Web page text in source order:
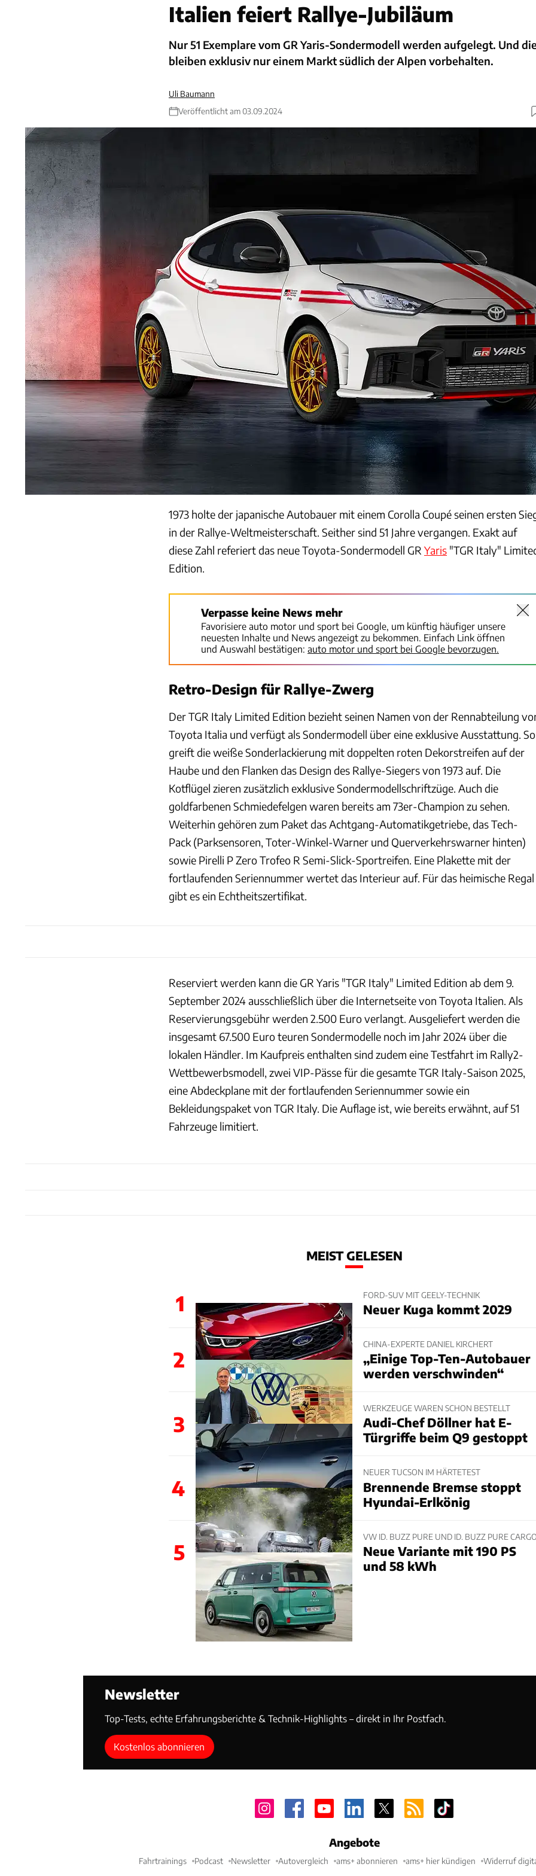
Italien feiert Rallye-Jubiläum
Nur 51 Exemplare vom GR Yaris-Sondermodell werden aufgelegt. Und
bleiben exklusiv nur einem Markt südlich der Alpen vorbehalten.
Uli Baumann
Veröffentlicht am 03.09.2024
1973 holte der japanische Autobauer mit einem Corolla Coupé seinen ersten
in der Rallye-Weltmeisterschaft. Seither sind 51 Jahre vergangen. Exakt auf
diese Zahl referiert das neue Toyota-Sondermodell GR Yaris "TGR Italy"
Edition.
Verpasse keine News mehr
Favorisiere auto motor und sport bei Google, um künftig häufiger unsere
neuesten Inhalte und News angezeigt zu bekommen. Einfach Link öffnen
und Auswahl bestätigen: auto motor und sport bei Google bevorzugen.
Retro-Design für Rallye-Zwerg
Der TGR Italy Limited Edition bezieht seinen Namen von der Rennabteilung
Toyota Italia und verfügt als Sondermodell über eine exklusive Ausstattung. So
greift die weiße Sonderlackierung mit doppelten roten Dekorstreifen auf der
Haube und den Flanken das Design des Rallye-Siegers von 1973 auf. Die
Kotflügel zieren zusätzlich exklusive Sondermodellschriftzüge. Auch die
goldfarbenen Schmiedefelgen waren bereits am 73er-Champion zu sehen.
Weiterhin gehören zum Paket das Achtgang-Automatikgetriebe, das Tech-
Pack (Parksensoren, Toter-Winkel-Warner und Querverkehrswarner hinten)
sowie Pirelli P Zero Trofeo R Semi-Slick-Sportreifen. Eine Plakette mit der
fortlaufenden Seriennummer wertet das Interieur auf. Für das heimische Regal
gibt es ein Echtheitszertifikat.
Reserviert werden kann die GR Yaris "TGR Italy" Limited Edition ab dem 9.
September 2024 ausschließlich über die Internetseite von Toyota Italien. Als
Reservierungsgebühr werden 2.500 Euro verlangt. Ausgeliefert werden die
insgesamt 67.500 Euro teuren Sondermodelle noch im Jahr 2024 über die
lokalen Händler. Im Kaufpreis enthalten sind zudem eine Testfahrt im Rally2-
Wettbewerbsmodell, zwei VIP-Pässe für die gesamte TGR Italy-Saison 2025,
eine Abdeckplane mit der fortlaufenden Seriennummer sowie ein
Bekleidungspaket von TGR Italy. Die Auflage ist, wie bereits erwähnt, auf 51
Fahrzeuge limitiert.
MEIST GELESEN
1 FORD-SUV MIT GEELY-TECHNIK
Neuer Kuga kommt 2029
2
CHINA-EXPERTE DANIEL KIRCHERT
„Einige Top-Ten-Autobauer
werden verschwinden“
3
WERKZEUGE WAREN SCHON BESTELLT
Audi-Chef Döllner hat E-
Türgriffe beim Q9 gestoppt
4
NEUER TUCSON IM HÄRTETEST
Brennende Bremse stoppt
Hyundai-Erlkönig
5
VW ID. BUZZ PURE UND ID. BUZZ PURE
Neue Variante mit 190 PS
und 58 kWh
Newsletter
Top-Tests, echte Erfahrungsberichte & Technik-Highlights – direkt in Ihr Postfach.
Kostenlos abonnieren
Angebote
Fahrtrainings Podcast Newsletter Autovergleich ams+ abonnieren ams+ hier kündigen Widerruf